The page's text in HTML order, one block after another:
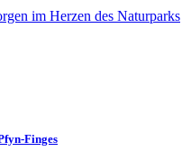
im Herzen des Naturparks
Finges